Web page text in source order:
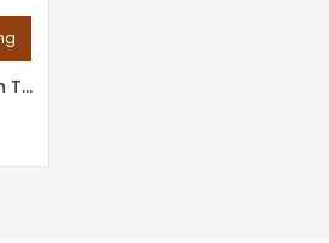
Pembaruan Pemikiran Tasawuf Shah Wali Allah Al-Dihlawi